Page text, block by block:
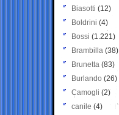
Biasotti (12)
Boldrini (4)
Bossi (1.221)
Brambilla (38)
Brunetta (83)
Burlando (26)
Camogli (2)
canile (4)